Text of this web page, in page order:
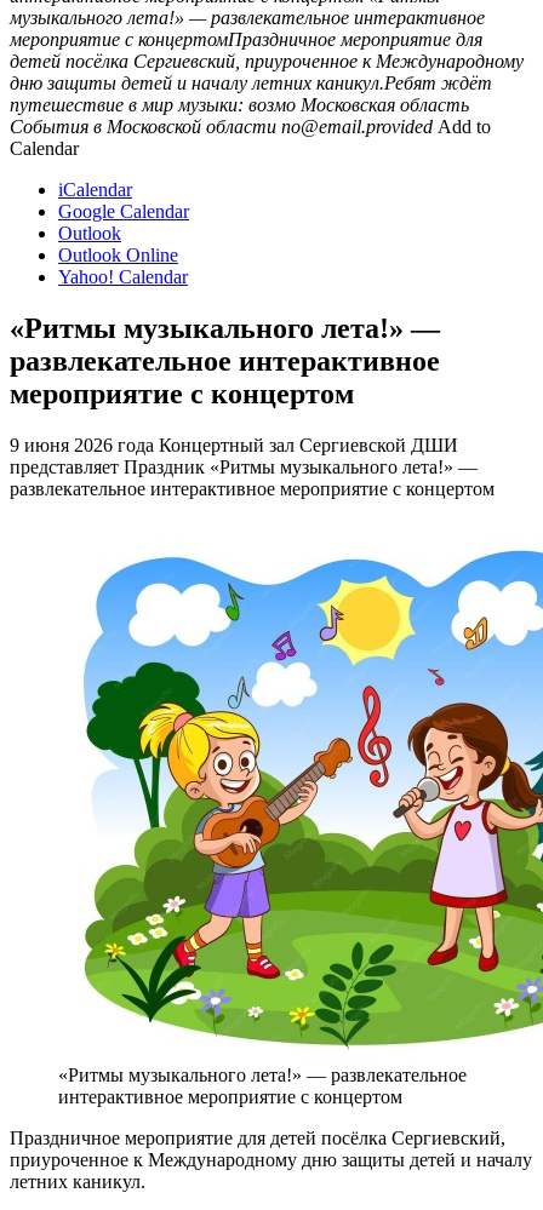
музыкального лета!» — развлекательное интерактивное
мероприятие с концертомПраздничное мероприятие для
детей посёлка Сергиевский, приуроченное к Международному
дню защиты детей и началу летних каникул.Ребят ждёт
путешествие в мир музыки: возмо Московская область
События в Московской области no@email.provided Add to
Calendar
iCalendar
Google Calendar
Outlook
Outlook Online
Yahoo! Calendar
«Ритмы музыкального лета!» —
развлекательное интерактивное
мероприятие с концертом
9 июня 2026 года Концертный зал Сергиевской ДШИ
представляет Праздник «Ритмы музыкального лета!» —
развлекательное интерактивное мероприятие с концертом
«Ритмы музыкального лета!» — развлекательное
интерактивное мероприятие с концертом
Праздничное мероприятие для детей посёлка Сергиевский,
приуроченное к Международному дню защиты детей и началу
летних каникул.